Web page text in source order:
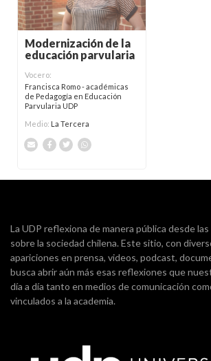
Modernización de la
educación parvularia
Vocero:
Francisca Romo - académicas
de Pedagogía en Educación
Parvularia UDP
Medio: La Tercera
La UDP reflexiona de manera pública desde
sobre la sociedad chilena. Este sitio, con
apariciones en prensa, videos, podcast,
busca abrir aún más esas reflexiones que
día a día tanto en medios de comunicación
vinculados a la academia.